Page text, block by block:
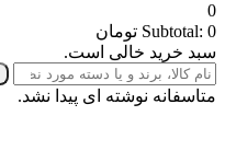
0
Subtotal: 0
تومان
سبد خرید خالی است.
متاسفانه نوشته ای پیدا نشد.